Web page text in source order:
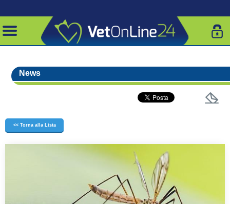
News
<< Torna alla Lista